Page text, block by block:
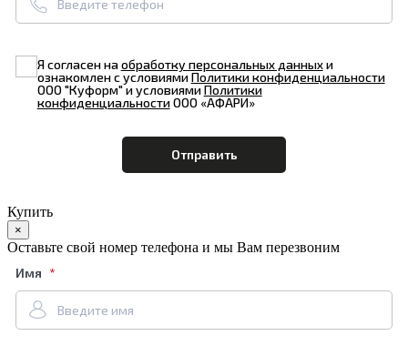
Я согласен наобработку персональных данныхи
ознакомлен с условиямиПолитики конфиденциальности
ООО "Куформ" и условиямиПолитики
конфиденциальностиООО «АФАРИ»
Купить
×
Оставьте свой номер телефона и мы Вам перезвоним
Имя